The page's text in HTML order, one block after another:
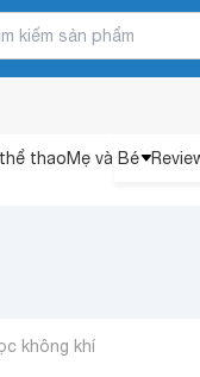
thaoMẹ và Bé
không khí